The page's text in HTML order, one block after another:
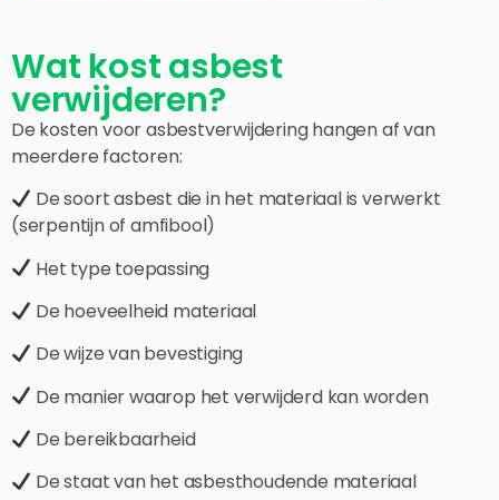
Wat kost asbest
verwijderen?
De kosten voor asbestverwijdering hangen af van
meerdere factoren:
De soort asbest die in het materiaal is verwerkt
(serpentijn of amfibool)
Het type toepassing
De hoeveelheid materiaal
De wijze van bevestiging
De manier waarop het verwijderd kan worden
De bereikbaarheid
De staat van het asbesthoudende materiaal